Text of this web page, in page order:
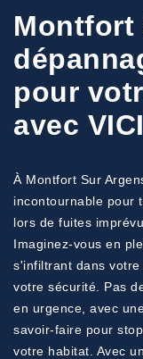
Montfort
pour
avec
À Montfort Sur
incontournable pour
lors de fuites
Imaginez-vous en
s'infiltrant dans
votre sécurité. Pas
en urgence, avec
savoir-faire pour
votre habitat. Avec